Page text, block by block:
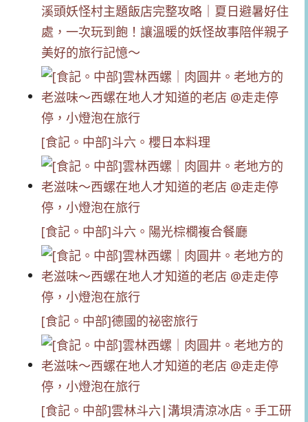
溪頭妖怪村主題飯店完整攻略｜夏日避暑好住
處，一次玩到飽！讓溫暖的妖怪故事陪伴親子
美好的旅行記憶～
[食記。中部]斗六。櫻日本料理
[食記。中部]斗六。陽光棕櫚複合餐廳
[食記。中部]德國的祕密旅行
[食記。中部]雲林斗六|溝垻清涼冰店。手工研